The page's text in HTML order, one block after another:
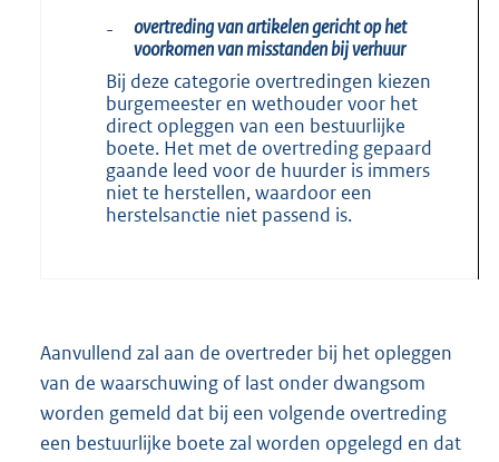
-
overtreding van artikelen gericht op het
voorkomen van misstanden bij verhuur
Bij deze categorie overtredingen kiezen
burgemeester en wethouder voor het
direct opleggen van een bestuurlijke
boete. Het met de overtreding gepaard
gaande leed voor de huurder is immers
niet te herstellen, waardoor een
herstelsanctie niet passend is.
Aanvullend zal aan de overtreder bij het opleggen
van de waarschuwing of last onder dwangsom
worden gemeld dat bij een volgende overtreding
een bestuurlijke boete zal worden opgelegd en dat